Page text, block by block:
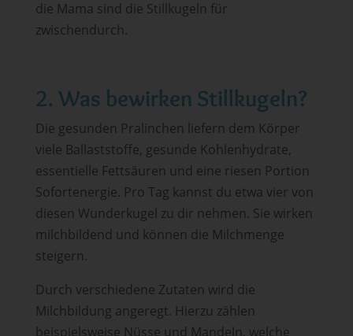
die Mama sind die Stillkugeln für
zwischendurch.
2. Was bewirken Stillkugeln?
Die gesunden Pralinchen liefern dem Körper
viele Ballaststoffe, gesunde Kohlenhydrate,
essentielle Fettsäuren und eine riesen Portion
Sofortenergie. Pro Tag kannst du etwa vier von
diesen Wunderkugel zu dir nehmen. Sie wirken
milchbildend und können die Milchmenge
steigern.
Durch verschiedene Zutaten wird die
Milchbildung angeregt. Hierzu zählen
beispielsweise Nüsse und Mandeln, welche